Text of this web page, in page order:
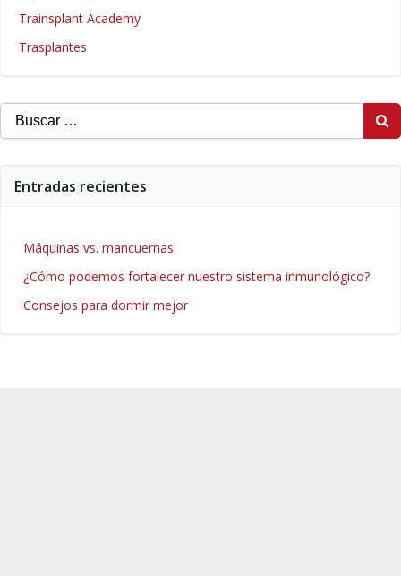
Trainsplant Academy
Trasplantes
Buscar:
Entradas recientes
Máquinas vs. mancuernas
¿Cómo podemos fortalecer nuestro sistema inmunológico?
Consejos para dormir mejor